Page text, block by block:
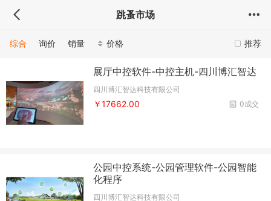
跳蚤市场
推荐
综合 询价 销量 价格
展厅中控软件-中控主机-四川博汇智达
四川博汇智达科技有限公司
0成交
￥17662.00
公园中控系统-公园管理软件-公园智能
化程序
四川博汇智达科技有限公司